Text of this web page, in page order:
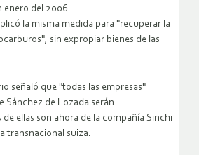
enero del 2006.
la misma medida para "recuperar la
sin expropiar bienes de las
señaló que "todas las empresas"
Sánchez de Lozada serán
de ellas son ahora de la compañía Sinchi
transnacional suiza.